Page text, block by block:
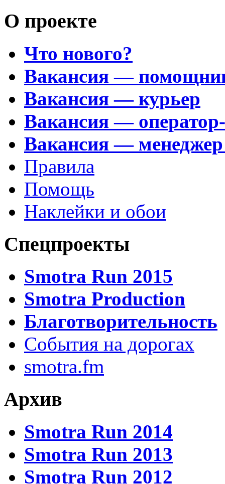
О проекте
Что нового?
Вакансия —
Вакансия — курьер
Вакансия —
Вакансия —
Правила
Помощь
Наклейки и обои
Спецпроекты
Smotra Run 2015
Smotra Production
Благотворительность
События на дорогах
smotra.fm
Архив
Smotra Run 2014
Smotra Run 2013
Smotra Run 2012